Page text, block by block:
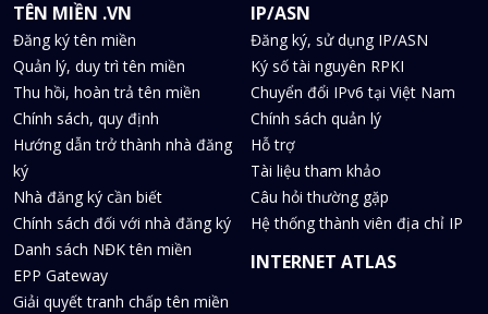
TÊN MIỀN .VN
Đăng ký tên miền
Quản lý, duy trì tên miền
Thu hồi, hoàn trả tên miền
Chính sách, quy định
Hướng dẫn trở thành nhà đăng
ký
Nhà đăng ký cần biết
Chính sách đối với nhà đăng ký
Danh sách NĐK tên miền
EPP Gateway
Giải quyết tranh chấp tên miền
IP/ASN
Đăng ký, sử dụng IP/ASN
Ký số tài nguyên RPKI
Chuyển đổi IPv6 tại Việt Nam
Chính sách quản lý
Hỗ trợ
Tài liệu tham khảo
Câu hỏi thường gặp
Hệ thống thành viên địa chỉ IP
INTERNET ATLAS